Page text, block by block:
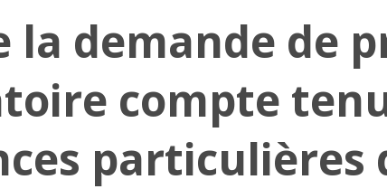
la demande de
compte
particulières